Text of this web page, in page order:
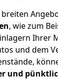
, wie zum
Ihrer
und dem
und